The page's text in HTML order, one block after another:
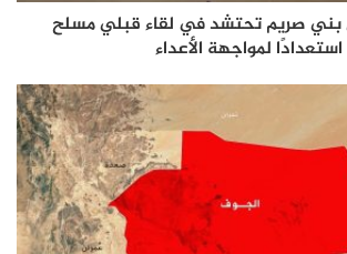
بني صريم تحتشد في لقاء قبلي مسلح
استعدادًا لمواجهة الأعداء